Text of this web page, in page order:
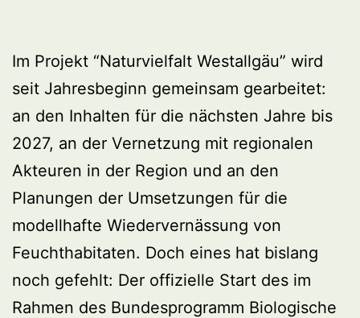
Im Projekt “Naturvielfalt Westallgäu” wird
seit Jahresbeginn gemeinsam gearbeitet:
an den Inhalten für die nächsten Jahre bis
2027, an der Vernetzung mit regionalen
Akteuren in der Region und an den
Planungen der Umsetzungen für die
modellhafte Wiedervernässung von
Feuchthabitaten. Doch eines hat bislang
noch gefehlt: Der offizielle Start des im
Rahmen des Bundesprogramm Biologische